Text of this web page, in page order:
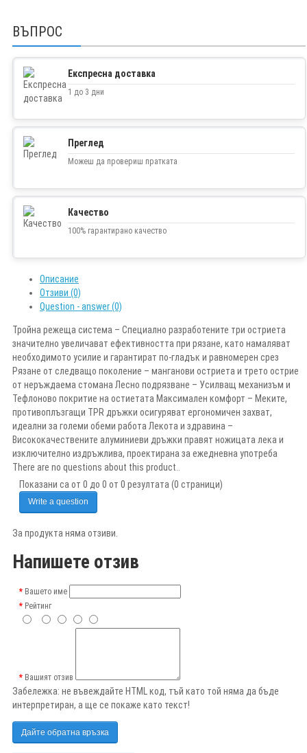
ВЪПРОС
Експресна доставка
1 до 3 дни
Преглед
Можеш да провериш пратката
Качество
100% гарантирано качество
Описание
Отзиви (0)
Question - answer (0)
Тройна режеща система – Специално разработените три остриета
значително увеличават ефективността при рязане, като намаляват
необходимото усилие и гарантират по-гладък и равномерен срез
Рязане от следващо поколение – манганови остриета и трето острие
от неръждаема стомана Лесно подрязване – Усилващ механизъм и
Тефлоново покритие на остиетата Максимален комфорт – Меките,
противоплъзгащи TPR дръжки осигуряват ергономичен захват,
идеални за големи обеми работа Лекота и здравина –
Висококачествените алуминиеви дръжки правят ножицата лека и
изключително издръжлива, проектирана за ежедневна употреба
There are no questions about this product..
Показани са от 0 до 0 от 0 резултата (0 страници)
Write a question
За продукта няма отзиви.
Напишете отзив
Вашето име
Рейтинг
Вашият отзив
Забележка: не въвеждайте HTML код, тъй като той няма да бъде
интерпретиран, а ще се покаже като текст!
Дайте обратна връзка